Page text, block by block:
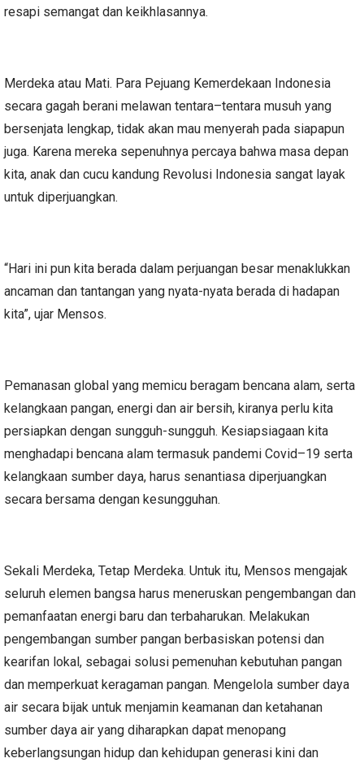
resapi semangat dan keikhlasannya.
Merdeka atau Mati. Para Pejuang Kemerdekaan Indonesia
secara gagah berani melawan tentara–tentara musuh yang
bersenjata lengkap, tidak akan mau menyerah pada siapapun
juga. Karena mereka sepenuhnya percaya bahwa masa depan
kita, anak dan cucu kandung Revolusi Indonesia sangat layak
untuk diperjuangkan.
“Hari ini pun kita berada dalam perjuangan besar menaklukkan
ancaman dan tantangan yang nyata-nyata berada di hadapan
kita”, ujar Mensos.
Pemanasan global yang memicu beragam bencana alam, serta
kelangkaan pangan, energi dan air bersih, kiranya perlu kita
persiapkan dengan sungguh-sungguh. Kesiapsiagaan kita
menghadapi bencana alam termasuk pandemi Covid–19 serta
kelangkaan sumber daya, harus senantiasa diperjuangkan
secara bersama dengan kesungguhan.
Sekali Merdeka, Tetap Merdeka. Untuk itu, Mensos mengajak
seluruh elemen bangsa harus meneruskan pengembangan dan
pemanfaatan energi baru dan terbaharukan. Melakukan
pengembangan sumber pangan berbasiskan potensi dan
kearifan lokal, sebagai solusi pemenuhan kebutuhan pangan
dan memperkuat keragaman pangan. Mengelola sumber daya
air secara bijak untuk menjamin keamanan dan ketahanan
sumber daya air yang diharapkan dapat menopang
keberlangsungan hidup dan kehidupan generasi kini dan